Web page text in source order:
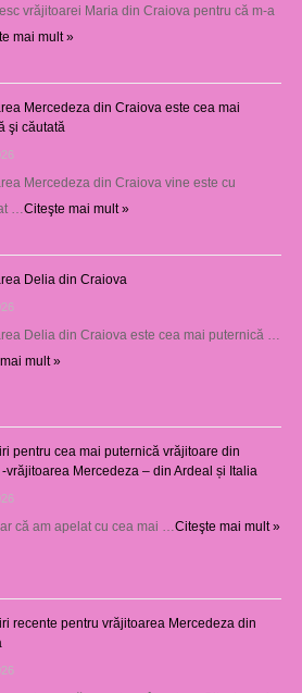
vrăjitoarei Maria din Craiova pentru că m-a
mai mult »
Mercedeza din Craiova este cea mai
şi căutată
Mercedeza din Craiova vine este cu
… Citeşte mai mult »
Delia din Craiova
Delia din Craiova este cea mai puternică …
mult »
pentru cea mai puternică vrăjitoare din
vrăjitoarea Mercedeza – din Ardeal și Italia
că am apelat cu cea mai … Citeşte mai mult »
recente pentru vrăjitoarea Mercedeza din